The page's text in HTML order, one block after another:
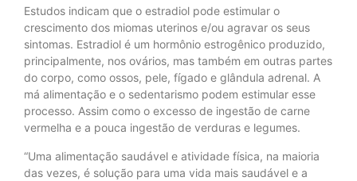
Estudos indicam que o estradiol pode estimular o
crescimento dos miomas uterinos e/ou agravar os seus
sintomas. Estradiol é um hormônio estrogênico produzido,
principalmente, nos ovários, mas também em outras partes
do corpo, como ossos, pele, fígado e glândula adrenal. A
má alimentação e o sedentarismo podem estimular esse
processo. Assim como o excesso de ingestão de carne
vermelha e a pouca ingestão de verduras e legumes.
“Uma alimentação saudável e atividade física, na maioria
das vezes, é solução para uma vida mais saudável e a